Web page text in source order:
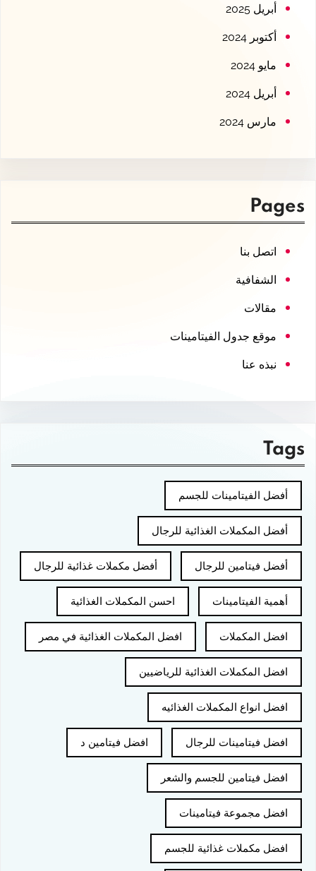
أبريل 2025
أكتوبر 2024
مايو 2024
أبريل 2024
مارس 2024
Pages
اتصل بنا
الشفافية
مقالات
موقع جدول الفيتامينات
نبذه عنا
Tags
أفضل الفيتامينات للجسم
أفضل المكملات الغذائية للرجال
أفضل فيتامين للرجال أفضل مكملات غذائية للرجال
أهمية الفيتامينات احسن المكملات الغذائية
افضل المكملات افضل المكملات الغذائية في مصر
افضل المكملات الغذائية للرياضيين
افضل انواع المكملات الغذائيه
افضل فيتامينات للرجال افضل فيتامين د
افضل فيتامين للجسم والشعر
افضل مجموعة فيتامينات
افضل مكملات غذائية للجسم